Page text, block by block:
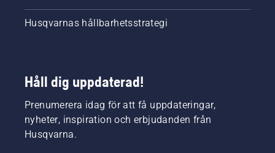
Husqvarnas hållbarhetsstrategi
Håll dig uppdaterad!
Prenumerera idag för att få uppdateringar,
nyheter, inspiration och erbjudanden från
Husqvarna.